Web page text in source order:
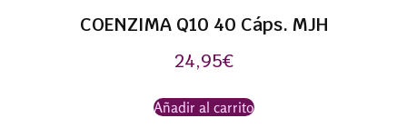
COENZIMA Q10 40 Cáps. MJH
24,95€
Añadir al carrito